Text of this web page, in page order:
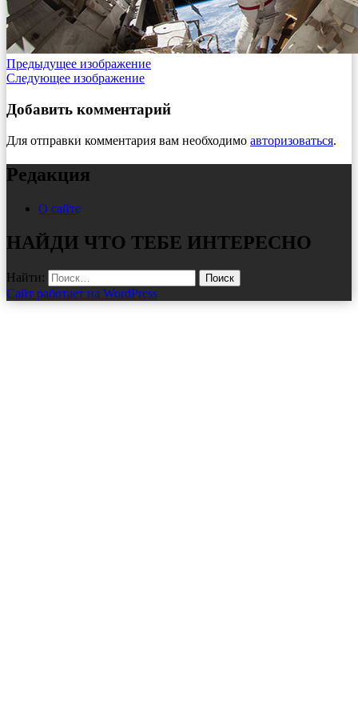
Предыдущее изображение
Следующее изображение
Добавить комментарий
Для отправки комментария вам необходимо авторизоваться.
Редакция
О сайте
НАЙДИ ЧТО ТЕБЕ ИНТЕРЕСНО
Найти:
Сайт работает на WordPress